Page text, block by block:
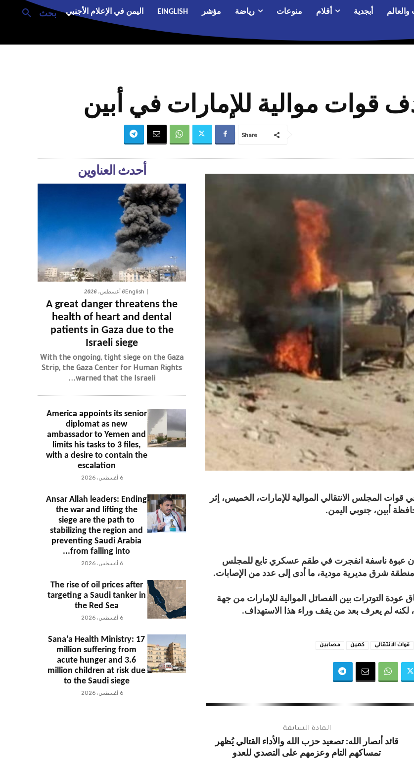
بحث والعالم أبجدية أقلام منوعات رياضة مؤشر EINGLISH اليمن في الإعلام الأجنبي
قوات موالية للإمارات في أبين
Share
المجلس الانتقالي الموالية للإمارات، الخميس، إثر
أبين، جنوبي اليمن.
عبوة ناسفة انفجرت في طقم عسكري تابع للمجلس
منطقة شرق مديرية مودية، ما أدى إلى عدد من الإصابات.
عودة التوترات بين الفصائل الموالية للإمارات من جهة
لم يعرف بعد من يقف وراء هذا الاستهداف.
قوات الانتقالي كمين مصابين
المادة السابقة
قائد أنصار الله: تصعيد حزب الله والأداء القتالي يُظهر
تمساكهم التام وعزمهم على التصدي للعدو
أحدث العناوين
English6 أغسطس، 2026
A great danger threatens the
health of heart and dental
patients in Gaza due to the
Israeli siege
With the ongoing, tight siege on the Gaza
Strip, the Gaza Center for Human Rights
warned that the Israeli...
America appoints its senior
diplomat as new
ambassador to Yemen and
limits his tasks to 3 files,
with a desire to contain the
escalation
6 أغسطس، 2026
Ansar Allah leaders: Ending
the war and lifting the
siege are the path to
stabilizing the region and
preventing Saudi Arabia
from falling into...
6 أغسطس، 2026
The rise of oil prices after
targeting a Saudi tanker in
the Red Sea
6 أغسطس، 2026
Sana’a Health Ministry: 17
million suffering from
acute hunger and 3.6
million children at risk due
to the Saudi siege
6 أغسطس، 2026